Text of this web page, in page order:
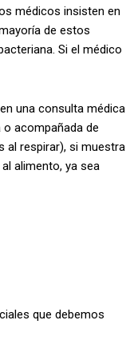
médicos insisten en
de estos
Si el médico
una consulta médica
o acompañada de
al respirar), si muestra
alimento, ya sea
que debemos